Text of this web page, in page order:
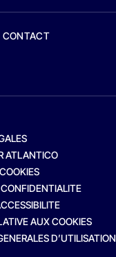
CONTACT
ATLANTICO
AUX COOKIES
D’UTILISATION